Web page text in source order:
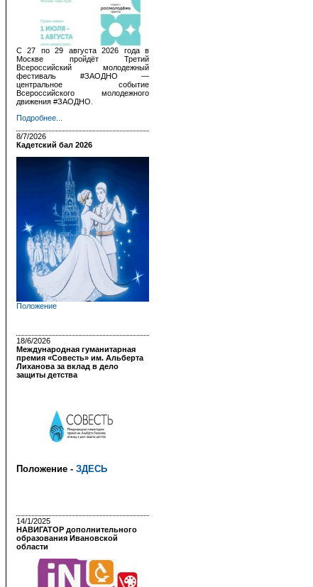
С 27 по 29 августа 2026 года в
Москве пройдёт Третий
Всероссийский молодежный
фестиваль #ЗАОДНО —
центральное событие
Всероссийского молодежного
движения #ЗАОДНО.
Подробнее...
8/7/2026
Кадетский бал 2026
Положение
18/6/2026
Международная гуманитарная
премия «Совесть» им. Альберта
Лиханова за вклад в дело
защиты детства
Положение - ЗДЕСЬ
14/1/2025
НАВИГАТОР дополнительного
образования Ивановской
области